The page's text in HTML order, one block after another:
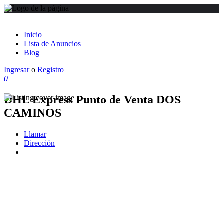
Inicio
Lista de Anuncios
Blog
Ingresaro Registro
0
DHL Express Punto de Venta DOS
CAMINOS
Llamar
Dirección